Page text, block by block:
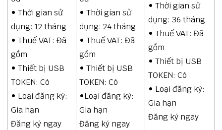
• Thời gian sử
dụng: 12 tháng
• Thuế VAT: Đã
gồm
• Thiết bị USB
TOKEN: Có
• Loại đăng ký:
Gia hạn
Đăng ký ngay
• Thời gian sử
dụng: 24 tháng
• Thuế VAT: Đã
gồm
• Thiết bị USB
TOKEN: Có
•Loại đăng ký:
Gia hạn
Đăng ký ngay
• Thời gian sử
dụng: 36 tháng
• Thuế VAT: Đã
gồm
• Thiết bị USB
TOKEN: Có
• Loại đăng ký:
Gia hạn
Đăng ký ngay